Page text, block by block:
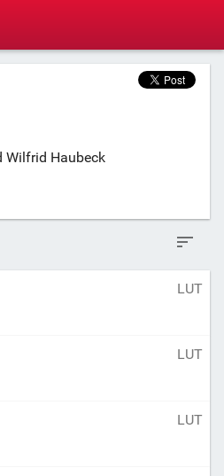
Wilfrid Haubeck
LUT
LUT
LUT